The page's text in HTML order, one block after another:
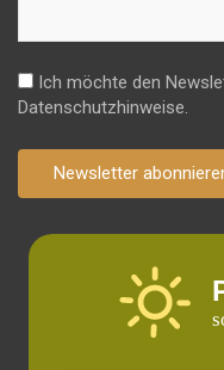
Ich möchte den
Datenschutzhinweise.
Newsletter